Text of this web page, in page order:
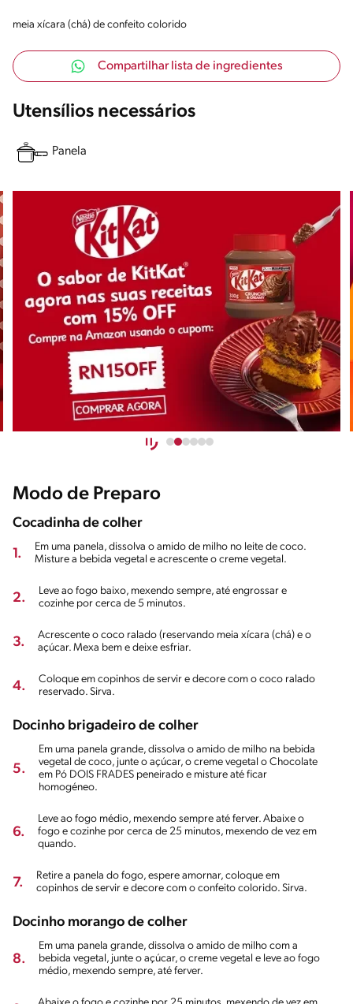
meia xícara (chá) de confeito colorido
Compartilhar lista de ingredientes
Utensílios necessários
Panela
Modo de Preparo
Cocadinha de colher
1.
Em uma panela, dissolva o amido de milho no leite de coco.
Misture a bebida vegetal e acrescente o creme vegetal.
2.
Leve ao fogo baixo, mexendo sempre, até engrossar e
cozinhe por cerca de 5 minutos.
3.
Acrescente o coco ralado (reservando meia xícara (chá) e o
açúcar. Mexa bem e deixe esfriar.
4.
Coloque em copinhos de servir e decore com o coco ralado
reservado. Sirva.
Docinho brigadeiro de colher
5.
Em uma panela grande, dissolva o amido de milho na bebida
vegetal de coco, junte o açúcar, o creme vegetal o Chocolate
em Pó DOIS FRADES peneirado e misture até ficar
homogéneo.
6.
Leve ao fogo médio, mexendo sempre até ferver. Abaixe o
fogo e cozinhe por cerca de 25 minutos, mexendo de vez em
quando.
7.
Retire a panela do fogo, espere amornar, coloque em
copinhos de servir e decore com o confeito colorido. Sirva.
Docinho morango de colher
8.
Em uma panela grande, dissolva o amido de milho com a
bebida vegetal, junte o açúcar, o creme vegetal e leve ao fogo
médio, mexendo sempre, até ferver.